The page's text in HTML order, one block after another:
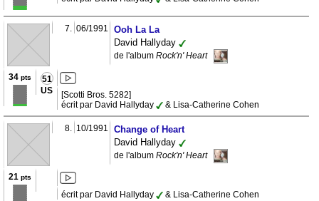
7. 06/1991
Ooh La La
David Hallyday
de l'album Rock'n' Heart
34 pts 51
US
[Scotti Bros. 5282]
écrit par David Hallyday
& Lisa-Catherine Cohen
8. 10/1991
Change of Heart
David Hallyday
de l'album Rock'n' Heart
21 pts
écrit par David Hallyday & Lisa-Catherine Cohen